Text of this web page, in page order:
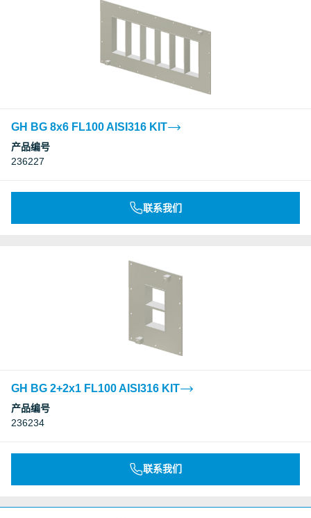
GH BG 8x6 FL100 AISI316 KIT
产品编号
236227
联系我们
GH BG 2+2x1 FL100 AISI316 KIT
产品编号
236234
联系我们